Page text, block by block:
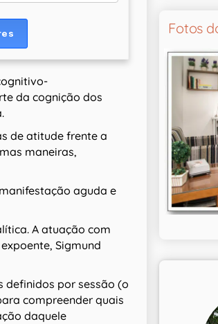
da cognição dos
de atitude frente a
maneiras,
aguda e
A atuação com
Sigmund
definidos por sessão (o
compreender quais
daquele
Fotos